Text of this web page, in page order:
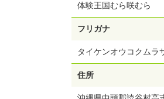
ん。
※未就学児は無料で
※施設内での体験は
体験王国むら咲むら
フリガナ
タイケンオウコクムラ
住所